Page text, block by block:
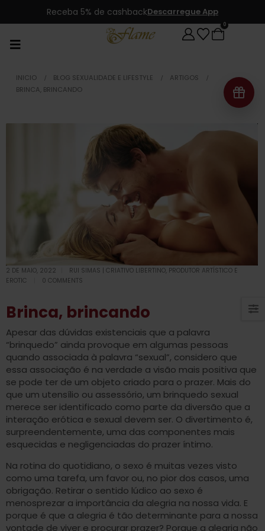
Receba 5% de cashbackDescarregue App
0
INICIO BLOG SEXUALIDADE E LIFESTYLE
ARTIGOS
BRINCA, BRINCANDO
2 DE MAIO, 2022
RUI SIMAS | CRIATIVO LIBERTINO, PRODUTOR ARTÍSTICO E
EROTIC
0 COMMENTS
Brinca, brincando
Apesar das dúvidas existenciais que a palavra
“brinquedo” ainda provoque em algumas pessoas
quando associada à palavra “sexual”, considero que
essa associação é na verdade a visão mais positiva que
se pode ter de um objeto criado para o prazer. Mais do
que um utensílio ou assessório, um brinquedo sexual
merece ser identificado como parte da diversão que a
interação erótica e sexual devem ser. O divertimento é,
surpreendentemente, uma das componentes mais
esquecidas e negligenciadas do prazer íntimo.
Na rotina do quotidiano, o sexo é muitas vezes visto
como uma tarefa, um favor ou, no pior dos casos, uma
obrigação. Retirar o sentido lúdico ao sexo é
menosprezar a importância da alegria na nossa vida. E
porque é que a alegria é tão determinante para a nossa
vontade de viver e procurar prazer? Porque a alegria não